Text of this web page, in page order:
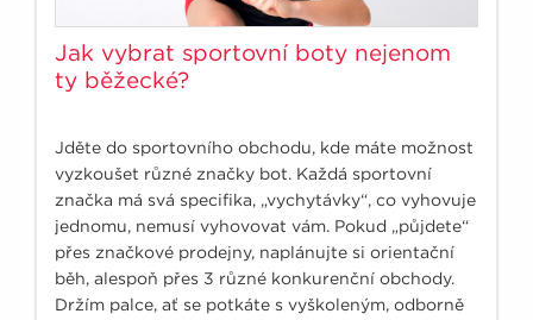
Jak vybrat sportovní boty nejenom
ty běžecké?
Jděte do sportovního obchodu, kde máte možnost
vyzkoušet různé značky bot. Každá sportovní
značka má svá specifika, „vychytávky“, co vyhovuje
jednomu, nemusí vyhovovat vám. Pokud „půjdete“
přes značkové prodejny, naplánujte si orientační
běh, alespoň přes 3 různé konkurenční obchody.
Držím palce, ať se potkáte s vyškoleným, odborně